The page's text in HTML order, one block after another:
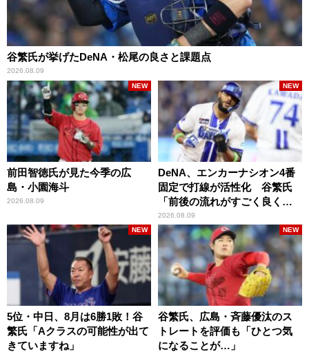
谷繁氏が挙げたDeNA・松尾の良さと課題点
2026.08.09
前田智徳氏が見た今季の広
島・小園海斗
2026.08.09
NEW
DeNA、エンカーナシオン4番
固定で打線が活性化 谷繁氏
「前後の流れがすごく良くな
りましたね」
2026.08.09
NEW
5位・中日、8月は6勝1敗！谷
繁氏「Aクラスの可能性が出て
きていますね」
NEW
谷繁氏、広島・斉藤優汰のス
トレートを評価も「ひとつ気
になることが…」
NEW